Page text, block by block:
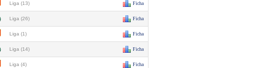
Liga (13) Ficha
Liga (26) Ficha
Liga (1) Ficha
Liga (14) Ficha
Liga (4) Ficha